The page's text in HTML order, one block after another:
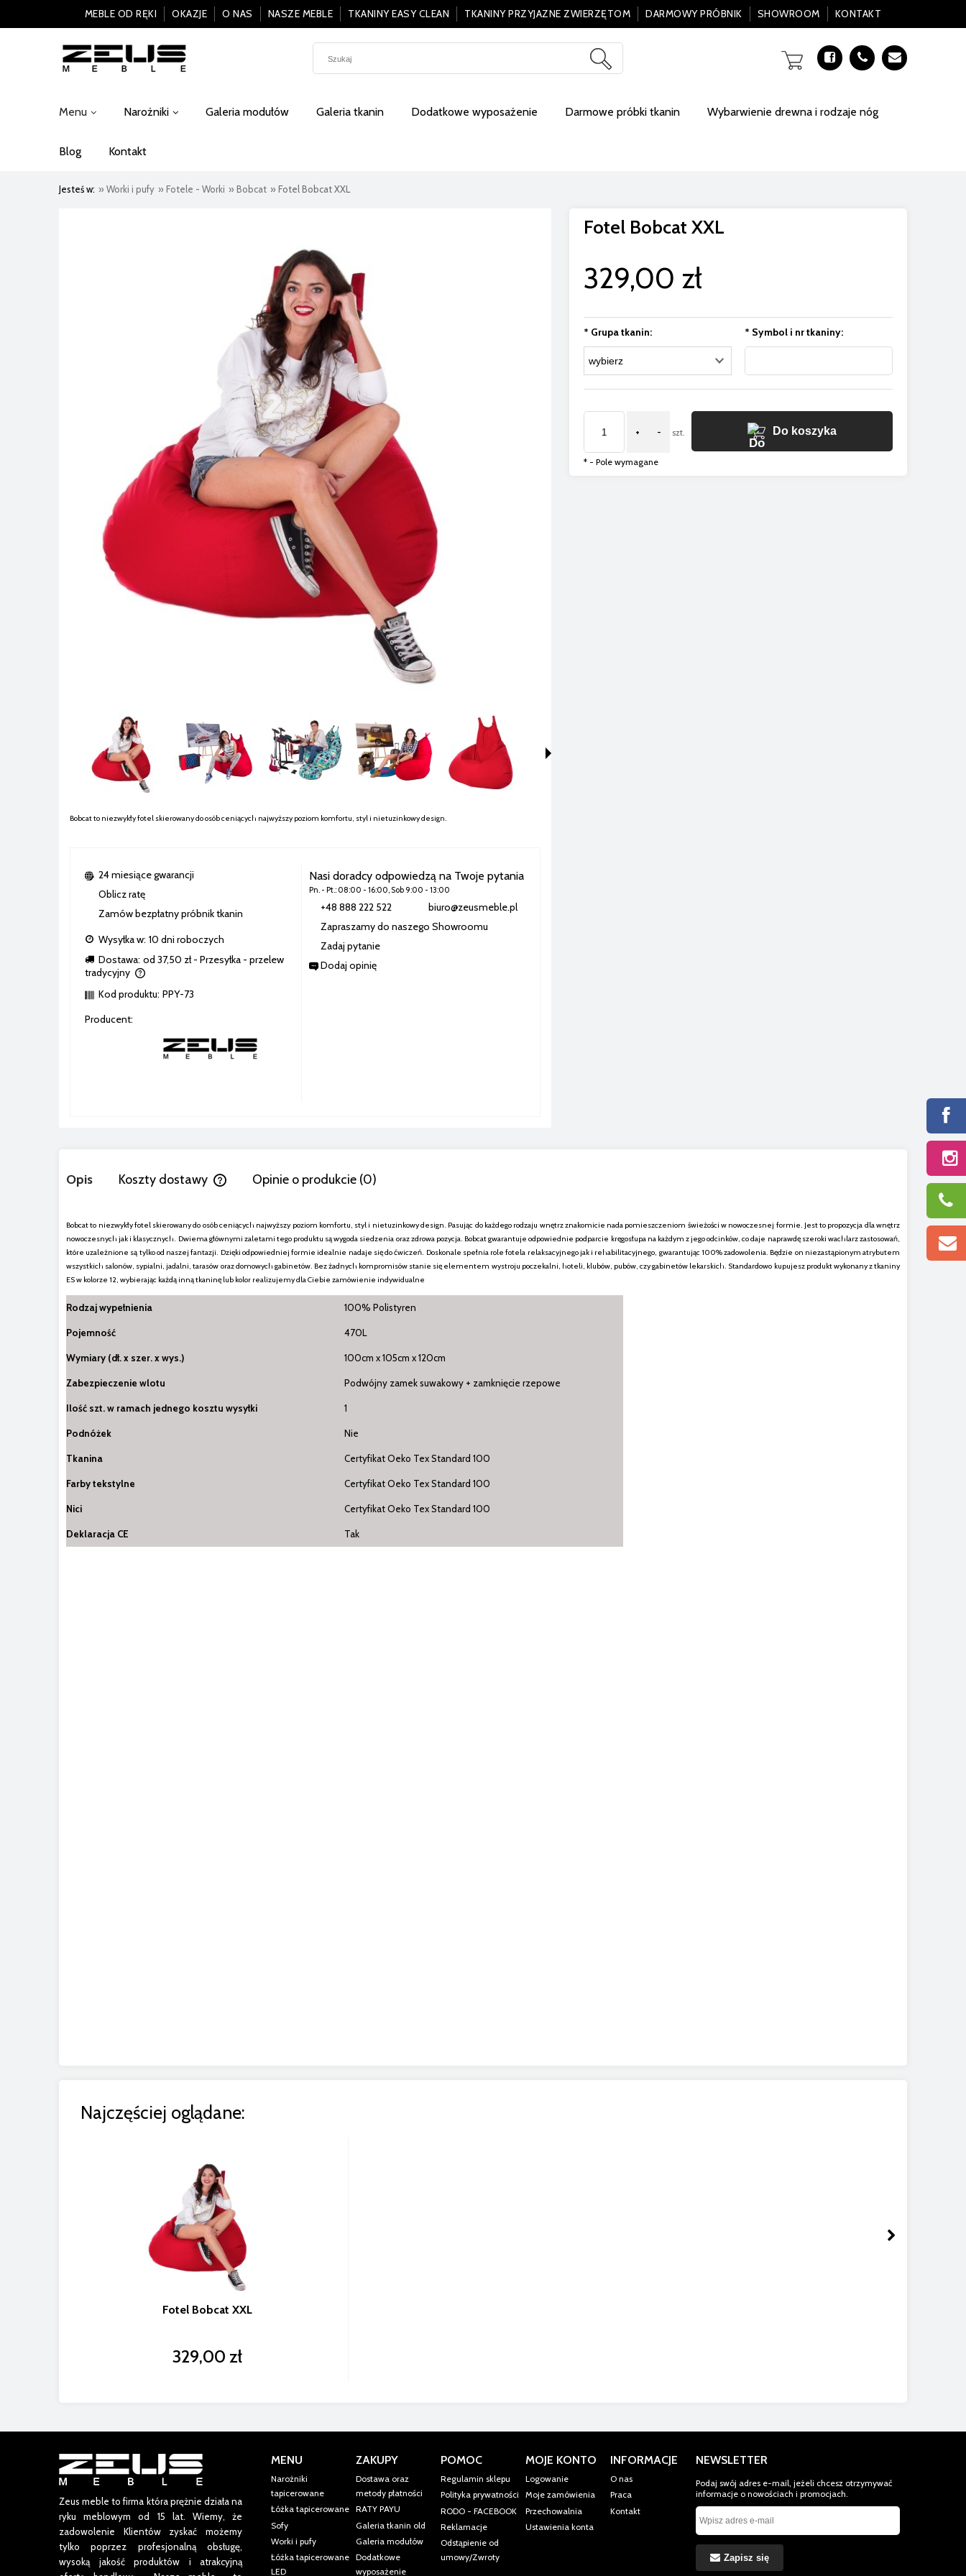
MEBLE OD RĘKI OKAZJE O NAS NASZE MEBLE TKANINY EASY CLEAN TKANINY PRZYJAZNE ZWIERZĘTOM DARMOWY PRÓBNIK SHOWROOM KONTAKT
Menu Narożniki Galeria modułów Galeria tkanin Dodatkowe wyposażenie Darmowe próbki tkanin Wybarwienie drewna i rodzaje nóg
Blog Kontakt
Jesteś w: » Worki i pufy » Fotele - Worki » Bobcat » Fotel Bobcat XXL
Bobcat to niezwykły fotel skierowany do osób ceniących najwyższy poziom komfortu, styl i nietuzinkowy design.
24 miesiące gwarancji
Oblicz ratę
Zamów bezpłatny próbnik tkanin
Wysyłka w: 10 dni roboczych
Dostawa: od 37,50 zł - Przesyłka - przelew
tradycyjny
Kod produktu: PPY-73
Producent:
Nasi doradcy odpowiedzą na Twoje pytania
Pn. - Pt.: 08:00 - 16:00, Sob 9:00 - 13:00
+48 888 222 522
biuro@zeusmeble.pl
Zapraszamy do naszego Showroomu
Zadaj pytanie
Dodaj opinię
Fotel Bobcat XXL
329,00 zł
* Grupa tkanin: * Symbol i nr tkaniny:
+ - szt. Do koszyka
*- Pole wymagane
Opis Koszty dostawy Opinie o produkcie (0)
Bobcat to niezwykły fotel skierowany do osób ceniących najwyższy poziom komfortu, styl i nietuzinkowy design. Pasując do każdego rodzaju wnętrz znakomicie nada pomieszczeniom świeżości w nowoczesnej formie. Jest to propozycja dla wnętrz
nowoczesnych jak i klasycznych. Dwiema głównymi zaletami tego produktu są wygoda siedzenia oraz zdrowa pozycja. Bobcat gwarantuje odpowiednie podparcie kręgosłupa na każdym z jego odcinków, co daje naprawdę szeroki wachlarz zastosowań,
które uzależnione są tylko od naszej fantazji. Dzięki odpowiedniej formie idealnie nadaje się do ćwiczeń. Doskonale spełnia role fotela relaksacyjnego jak i rehabilitacyjnego, gwarantując 100% zadowolenia. Będzie on niezastąpionym atrybutem
wszystkich salonów, sypialni, jadalni, tarasów oraz domowych gabinetów. Bez żadnych kompromisów stanie się elementem wystroju poczekalni, hoteli, klubów, pubów, czy gabinetów lekarskich. Standardowo kupujesz produkt wykonany z tkaniny
ES w kolorze 12, wybierając każdą inną tkaninę lub kolor realizujemy dla Ciebie zamówienie indywidualne
Rodzaj wypełnienia 100% Polistyren
Pojemność 470L
Wymiary (dł. x szer. x wys.) 100cm x 105cm x 120cm
Zabezpieczenie wlotu Podwójny zamek suwakowy + zamknięcie rzepowe
Ilość szt. w ramach jednego kosztu wysyłki 1
Podnóżek Nie
Tkanina Certyfikat Oeko Tex Standard 100
Farby tekstylne Certyfikat Oeko Tex Standard 100
Nici Certyfikat Oeko Tex Standard 100
Deklaracja CE Tak
Najczęściej oglądane:
Zeus meble to firma która prężnie działa na
ryku meblowym od 15 lat. Wiemy, że
zadowolenie Klientów zyskać możemy
tylko poprzez profesjonalną obsługę,
wysoką jakość produktów i atrakcyjną
MENU
Narożniki
tapicerowane
Łóżka tapicerowane
Sofy
Worki i pufy
Łóżka tapicerowane
LED
ZAKUPY
Dostawa oraz
metody płatności
RATY PAYU
Galeria tkanin old
Galeria modułów
Dodatkowe
wyposażenie
POMOC
Regulamin sklepu
Polityka prywatności
RODO - FACEBOOK
Reklamacje
Odstąpienie od
umowy/Zwroty
MOJE KONTO
Logowanie
Moje zamówienia
Przechowalnia
Ustawienia konta
INFORMACJE
O nas
Praca
Kontakt
NEWSLETTER
Podaj swój adres e-mail, jeżeli chcesz otrzymywać
informacje o nowościach i promocjach.
Zapisz się